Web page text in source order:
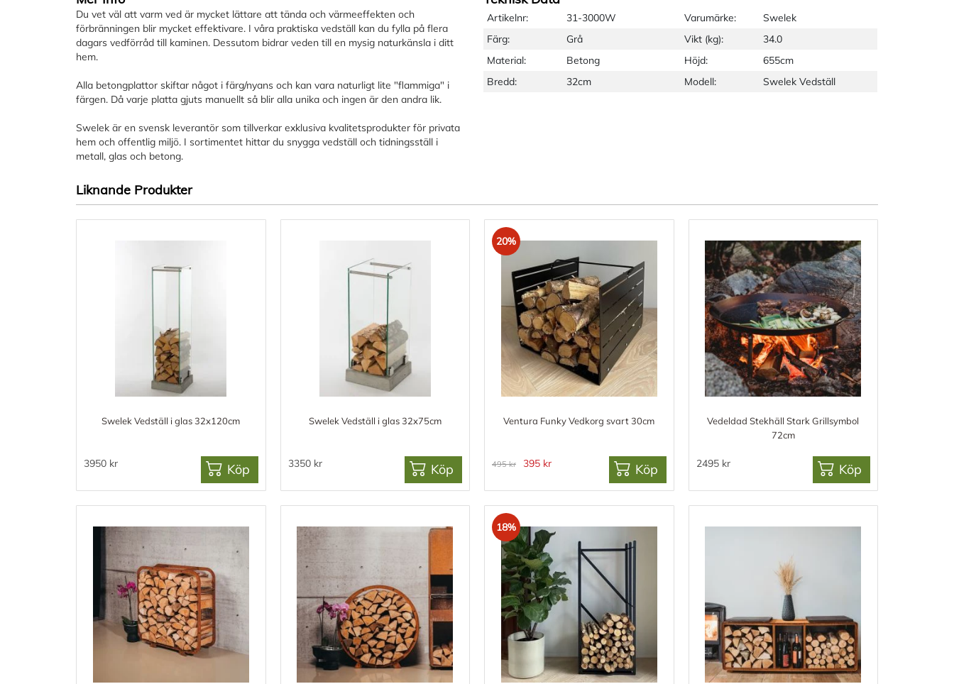
Du vet väl att varm ved är mycket lättare att tända och värmeeffekten och
förbränningen blir mycket effektivare. I våra praktiska vedställ kan du fylla på flera
dagars vedförråd till kaminen. Dessutom bidrar veden till en mysig naturkänsla i ditt
hem.
Alla betongplattor skiftar något i färg/nyans och kan vara naturligt lite "flammiga" i
färgen. Då varje platta gjuts manuellt så blir alla unika och ingen är den andra lik.
Swelek är en svensk leverantör som tillverkar exklusiva kvalitetsprodukter för privata
hem och offentlig miljö. I sortimentet hittar du snygga vedställ och tidningsställ i
metall, glas och betong.
Artikelnr: 31-3000W Varumärke:
Swelek
Färg:
Grå Vikt (kg):
34.0
Material:
Betong Höjd:
655cm
Bredd:
32cm Modell: Swelek Vedställ
Liknande Produkter
Swelek Vedställ i glas 32x120cm
3950 kr Köp
Swelek Vedställ i glas 32x75cm
3350 kr Köp
20%
Ventura Funky Vedkorg svart 30cm
495 kr 395 kr Köp
Vedeldad Stekhäll Stark Grillsymbol
72cm
2495 kr Köp
18%